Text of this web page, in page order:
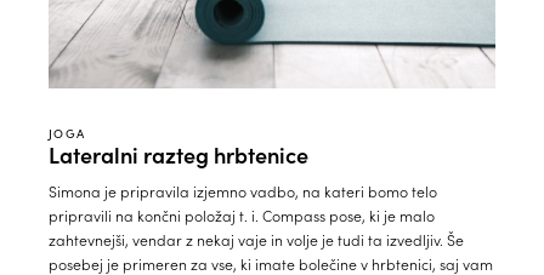
JOGA
Lateralni razteg hrbtenice
Simona je pripravila izjemno vadbo, na kateri bomo telo
pripravili na končni položaj t. i. Compass pose, ki je malo
zahtevnejši, vendar z nekaj vaje in volje je tudi ta izvedljiv. Še
posebej je primeren za vse, ki imate bolečine v hrbtenici, saj vam